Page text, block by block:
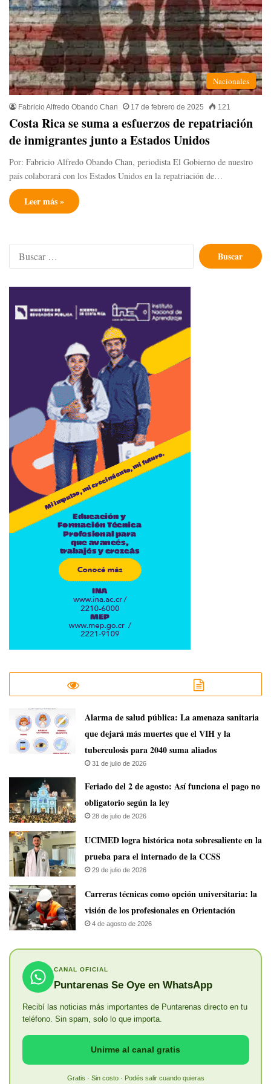
Nacionales
Fabricio Alfredo Obando Chan 17 de febrero de 2025 121
Costa Rica se suma a esfuerzos de repatriación
de inmigrantes junto a Estados Unidos
Por: Fabricio Alfredo Obando Chan, periodista El Gobierno de nuestro
país colaborará con los Estados Unidos en la repatriación de…
Leer más »
Buscar:
​Alarma de salud pública: La amenaza sanitaria
que dejará más muertes que el VIH y la
tuberculosis para 2040 suma aliados
31 de julio de 2026
Feriado del 2 de agosto: Así funciona el pago no
obligatorio según la ley
28 de julio de 2026
UCIMED logra histórica nota sobresaliente en la
prueba para el internado de la CCSS
29 de julio de 2026
Carreras técnicas como opción universitaria: la
visión de los profesionales en Orientación
4 de agosto de 2026
CANAL OFICIAL
Puntarenas Se Oye en WhatsApp
Recibí las noticias más importantes de Puntarenas directo en tu
teléfono. Sin spam, solo lo que importa.
Unirme al canal gratis
Gratis · Sin costo · Podés salir cuando quieras